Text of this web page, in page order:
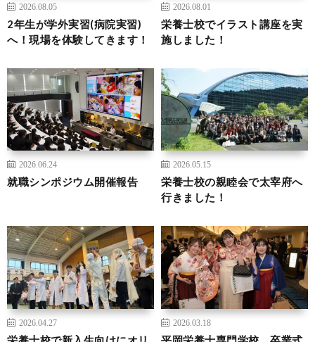
2026.08.05
2年生が学外実習(病院実習)
へ！現場を体験してきます！
2026.08.01
栄養士校でイラスト講座を実
施しました！
2026.06.24
就職シンポジウム開催報告
2026.05.15
栄養士校の親睦会で太宰府へ
行きました！
2026.04.27 2026.03.18